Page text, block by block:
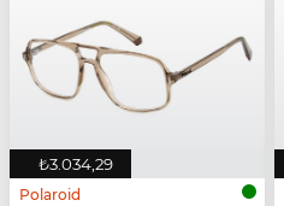
₺3.034,29
Polaroid